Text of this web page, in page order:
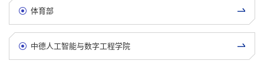
体育部
中德人工智能与数字工程学院